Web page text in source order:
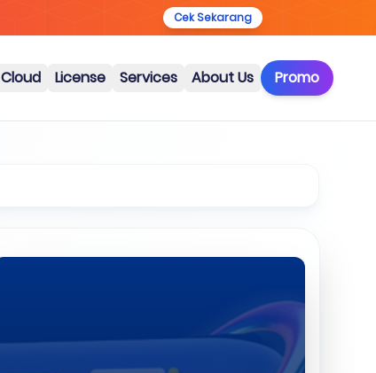
Cek Sekarang
Cloud License Services About Us Promo
Artikel Terkait